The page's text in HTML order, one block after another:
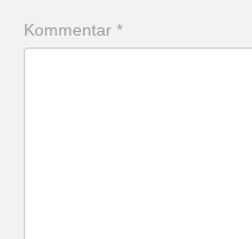
Kommentar *